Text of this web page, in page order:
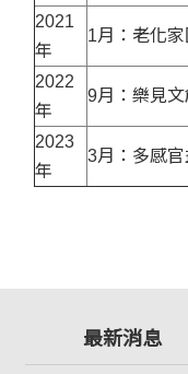
2021
年
1月：老化
2022
年
9月：樂見
2023
年
3月：多感
最新消息